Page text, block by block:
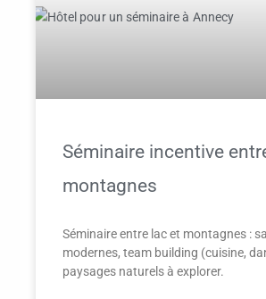
Séminaire incentive
montagnes
Séminaire entre lac et montagnes :
modernes, team building (cuisine,
paysages naturels à explorer.